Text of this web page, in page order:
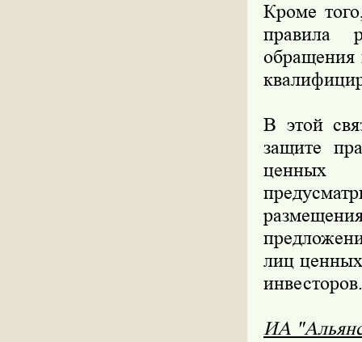
Кроме
правила
обращения
В этой
защите
ценных
лиц
инвесторов.
ИА